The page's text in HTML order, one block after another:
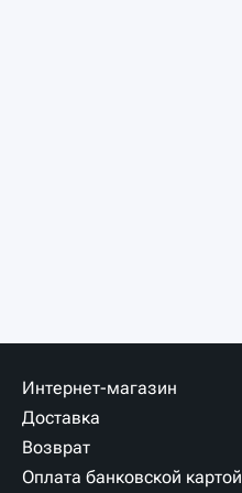
Интернет-магазин
Доставка
Возврат
Оплата банковской картой